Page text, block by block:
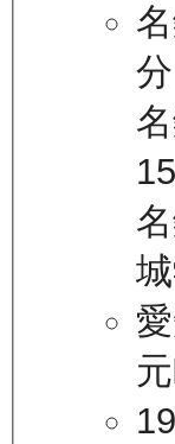
分